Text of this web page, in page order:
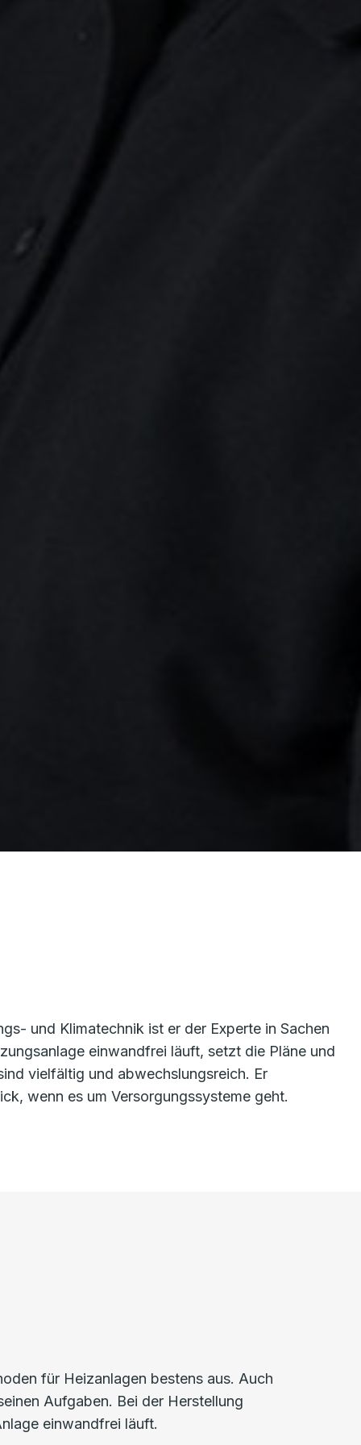
und Klimatechnik ist er der Experte in Sachen
einwandfrei läuft, setzt die Pläne und
vielfältig und abwechslungsreich. Er
wenn es um Versorgungssysteme geht.
für Heizanlagen bestens aus. Auch
Aufgaben. Bei der Herstellung
einwandfrei läuft.